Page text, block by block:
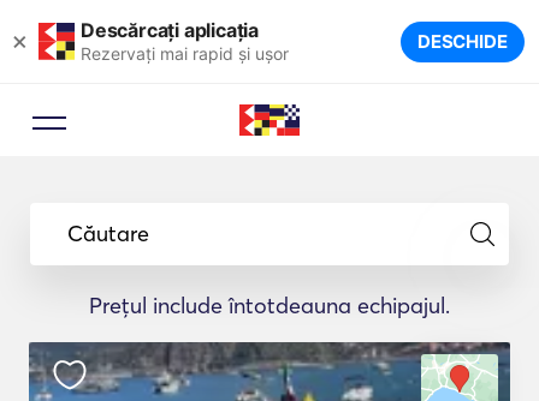
× Descărcați aplicația
Rezervați mai rapid și ușor DESCHIDE
Căutare
Prețul include întotdeauna echipajul.